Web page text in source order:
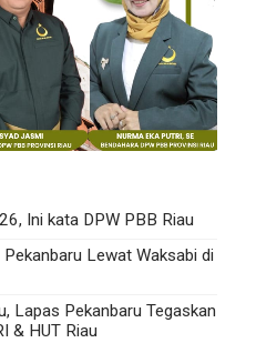
Ini kata DPW PBB Riau
Lewat Waksabi di
Lapas Pekanbaru Tegaskan
& HUT Riau